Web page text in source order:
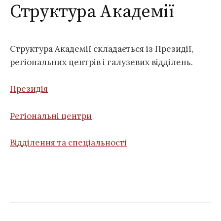
Структура Академії
Структура Академії складається із Президії,
регіональних центрів і галузевих відділень.
Президія
Регіональні центри
Відділення та спеціальності